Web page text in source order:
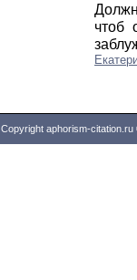
чтоб
Copyright aphorism-citation.ru